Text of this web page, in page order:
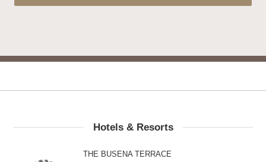
Hotels & Resorts
THE BUSENA TERRACE